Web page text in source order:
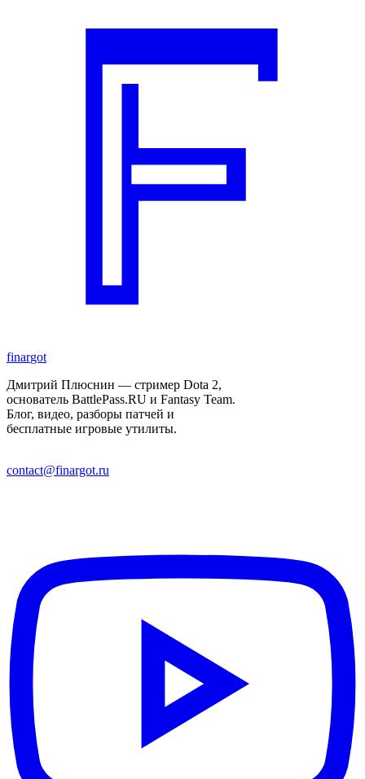
finargot
Дмитрий Плюснин — стример Dota 2,
основатель BattlePass.RU и Fantasy Team.
Блог, видео, разборы патчей и
бесплатные игровые утилиты.
contact@finargot.ru